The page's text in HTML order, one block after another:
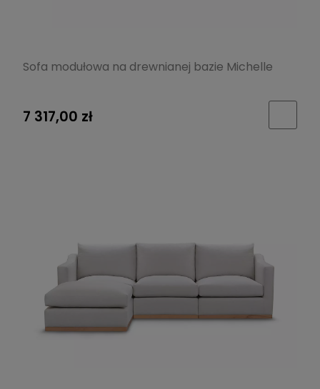
Sofa modułowa na drewnianej bazie Michelle
7 317,00 zł